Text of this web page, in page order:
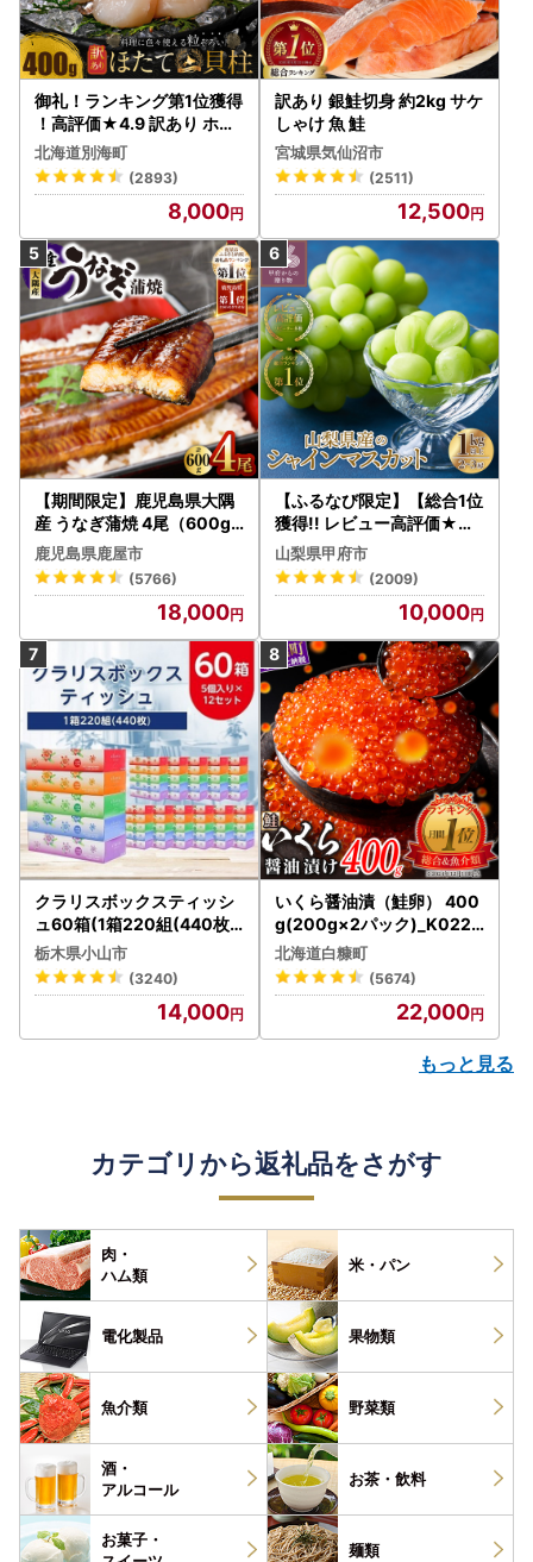
御礼！ランキング第1位獲得
！高評価★4.9 訳あり ホタ
テ 400g（ほたて 帆立 貝柱
冷凍 ）
北海道別海町
(2893)
8,000
訳あり 銀鮭切身 約2kg サケ
しゃけ 魚 鮭
宮城県気仙沼市
(2511)
12,500
【期間限定】鹿児島県大隅
産 うなぎ蒲焼 4尾（600g
） KN007-004-04-cp18
うなぎ 鰻 魚 惣菜 総菜
鹿児島県鹿屋市
(5766)
18,000
【ふるなび限定】【総合1位
獲得!! レビュー高評価★】
〈2026年度配送分〉山梨
県産 シャインマスカット 2
～3房（1.0kg以上）シャイ
ン フルーツ FN-Limited-S
P
山梨県甲府市
(2009)
10,000
クラリスボックスティッシ
ュ60箱(1箱220組(440枚))
(5個入り×12セット)【配送
不可地域：離島・沖縄県】
【1256759】
栃木県小山市
(3240)
14,000
いくら醤油漬（鮭卵） 400
g(200g×2パック)_K022-
1676
北海道白糠町
(5674)
22,000
もっと見る
カテゴリから返礼品をさがす
肉・
ハム類
米・パン
電化製品 果物類
魚介類 野菜類
酒・
アルコール
お茶・ 飲料
お菓子・
麺類